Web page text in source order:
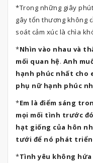
*Trong những giây phút
gây tổn thương không
soát cảm xúc là chìa
*Nhìn vào nhau và
mối quan hệ. Anh
hạnh phúc nhất cho
phụ nữ hạnh phúc
*Em là điểm sáng
mọi mối tình trước
hạt giống của hôn
tưới để nó phát
*Tình yêu không hứa